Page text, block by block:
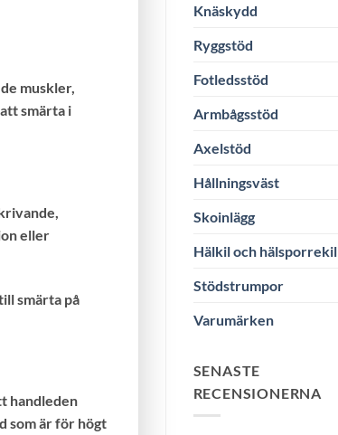
muskler,
smärta i
eller
smärta på
handleden
som är för högt
Knäskydd
Ryggstöd
Fotledsstöd
Armbågsstöd
Axelstöd
Hållningsväst
Skoinlägg
Hälkil och hälsporrekil
Stödstrumpor
Varumärken
SENASTE
RECENSIONERNA